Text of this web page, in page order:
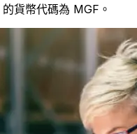
貨幣代碼為 MGF。